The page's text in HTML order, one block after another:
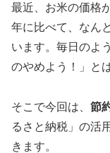
最近、お米の価格
年に比べて、なん
います。毎日のよ
のやめよう！」と
そこで今回は、 節
るさと納税」の活
きます。